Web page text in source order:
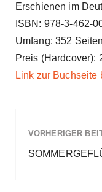
Erschienen im
ISBN: 978-3-462-
Umfang: 352 Seiten
Preis (Hardcover):
Link zur Buchseite
VORHERIGER